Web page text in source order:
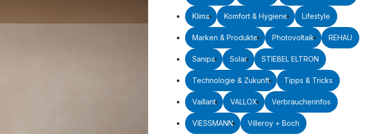
Klima Komfort & Hygiene Lifestyle
Marken & Produkte Photovoltaik REHAU
Sanipa Solar STIEBEL ELTRON
Technologie & Zukunft Tipps & Tricks
Vaillant VALLOX Verbraucherinfos
VIESSMANN Villeroy + Boch